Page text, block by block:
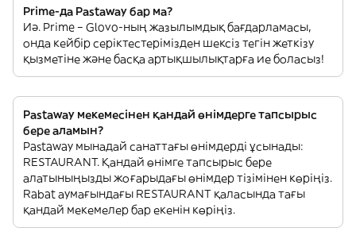
Prime-да Pastaway бар ма?
Иә. Prime – Glovo-ның жазылымдық бағдарламасы,
онда кейбір серіктестерімізден шексіз тегін жеткізу
қызметіне және басқа артықшылықтарға ие боласыз!
Pastaway мекемесінен қандай өнімдерге тапсырыс
бере аламын?
Pastaway мынадай санаттағы өнімдерді ұсынады:
RESTAURANT. Қандай өнімге тапсырыс бере
алатыныңызды жоғарыдағы өнімдер тізімінен көріңіз.
Rabat аумағындағы RESTAURANT қаласында тағы
қандай мекемелер бар екенін көріңіз.